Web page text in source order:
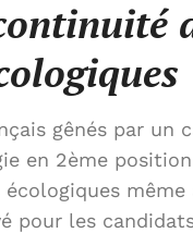
gênés par
en 2ème
même
pour les